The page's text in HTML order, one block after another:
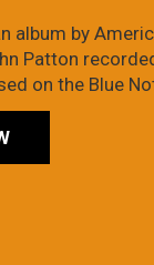
album by
Patton
on the Blue